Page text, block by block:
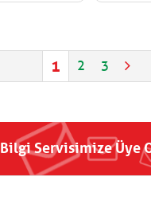
1 2 3
Bilgi Servisimize Üye